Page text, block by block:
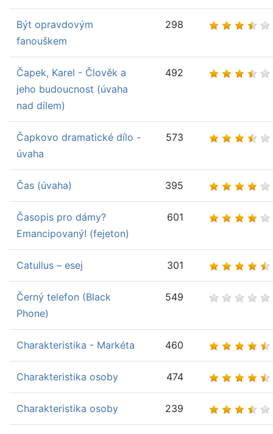
Být opravdovým
fanouškem
298
Čapek, Karel - Člověk a
jeho budoucnost (úvaha
nad dílem)
492
Čapkovo dramatické dílo -
úvaha
573
Čas (úvaha) 395
Časopis pro dámy?
Emancipovaný! (fejeton)
601
Catullus – esej 301
Černý telefon (Black
Phone)
549
Charakteristika - Markéta 460
Charakteristika osoby 474
Charakteristika osoby 239